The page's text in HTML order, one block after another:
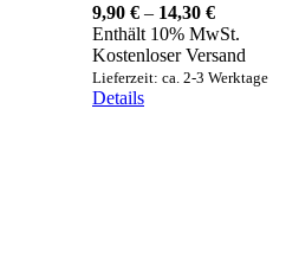
9,90 € – 14,30 €Preisspanne:
9,90 €
bis
14,30 €
Enthält 10% MwSt.
Kostenloser Versand
Lieferzeit: ca. 2-3 Werktage
Details